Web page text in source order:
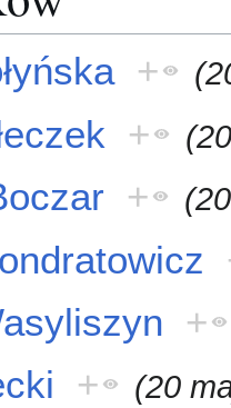
+
+
+
+
+ (20